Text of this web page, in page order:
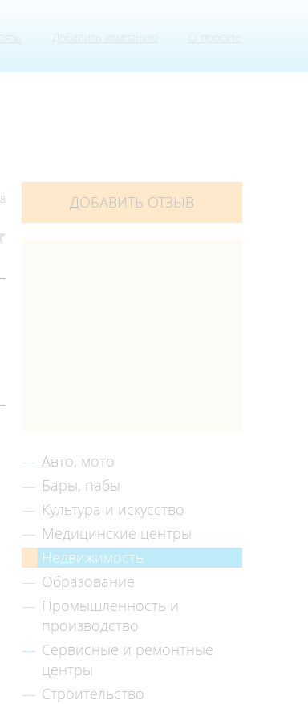
8 ДОБАВИТЬ ОТЗЫВ
Авто, мото
Бары, пабы
Культура и искусство
Медицинские центры
Недвижимость
Образование
Промышленность и
производство
Сервисные и ремонтные
центры
Строительство